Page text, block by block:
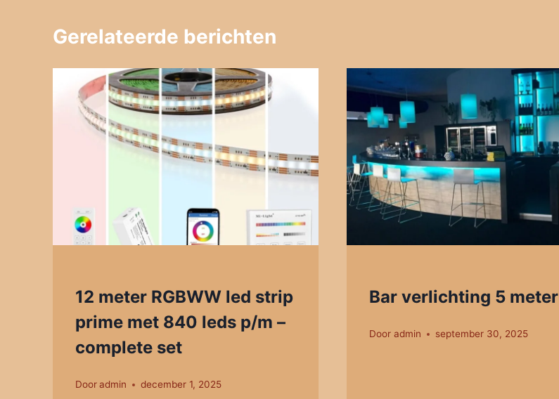
Gerelateerde berichten
12 meter RGBWW led strip
prime met 840 leds p/m –
complete set
Dooradmin december 1, 2025
Bar verlichting 5 meter
Door admin september 30, 2025